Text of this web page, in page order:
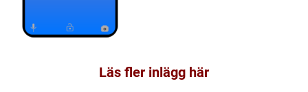
Läs fler inlägg här